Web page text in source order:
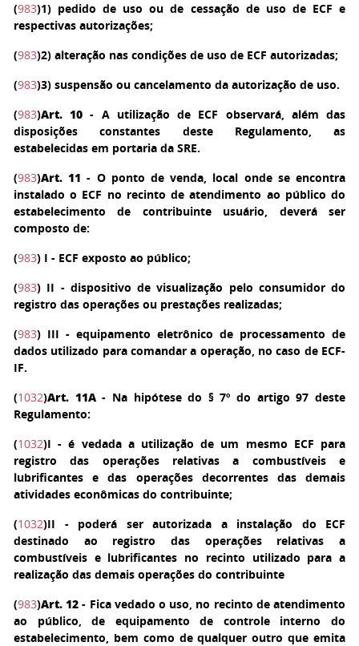
(983)1) pedido de uso ou de cessação de uso de ECF e
respectivas autorizações;
(983)2) alteração nas condições de uso de ECF autorizadas;
(983)3) suspensão ou cancelamento da autorização de uso.
(983)Art. 10 - A utilização de ECF observará, além das
disposições constantes deste Regulamento, as
estabelecidas em portaria da SRE.
(983)Art. 11 - O ponto de venda, local onde se encontra
instalado o ECF no recinto de atendimento ao público do
estabelecimento de contribuinte usuário, deverá ser
composto de:
(983) I - ECF exposto ao público;
(983) II - dispositivo de visualização pelo consumidor do
registro das operações ou prestações realizadas;
(983) III - equipamento eletrônico de processamento de
dados utilizado para comandar a operação, no caso de ECF-
IF.
(1032)Art. 11A- Na hipótese do § 7º do artigo 97 deste
Regulamento:
(1032)I - é vedada a utilização de um mesmo ECF para
registro das operações relativas a combustíveis e
lubrificantes e das operações decorrentes das demais
atividades econômicas do contribuinte;
(1032)II - poderá ser autorizada a instalação do ECF
destinado ao registro das operações relativas a
combustíveis e lubrificantes no recinto utilizado para a
realização das demais operações do contribuinte
(983)Art. 12 - Fica vedado o uso, no recinto de atendimento
ao público, de equipamento de controle interno do
estabelecimento, bem como de qualquer outro que emita